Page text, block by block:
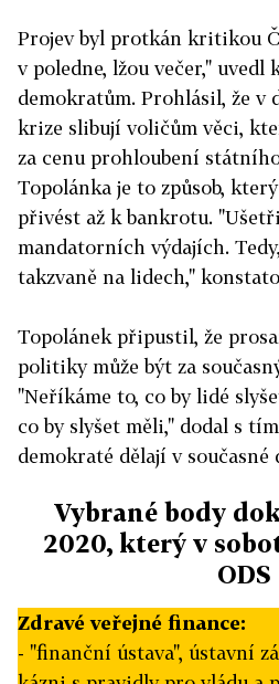
Projev byl protkán kritikou
v poledne, lžou večer," uvedl
demokratům. Prohlásil, že v
krize slibují voličům věci,
za cenu prohloubení
Topolánka je to způsob,
přivést až k bankrotu.
mandatorních výdajích.
takzvaně na lidech,"
Topolánek připustil, že
politiky může být za
"Neříkáme to, co by lidé
co by slyšet měli," dodal s
demokraté dělají v současné
Vybrané body
2020, který v
ODS
Zdravé veřejné finance:
- "finanční ústava", ústavní